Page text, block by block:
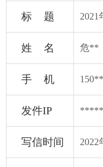
标 题
姓 名 危**
手 机
发件IP
写信时间 2022